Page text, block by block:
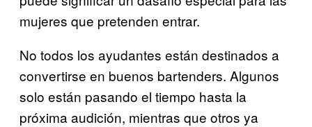
mujeres que pretenden entrar.
No todos los ayudantes están destinados a
convertirse en buenos bartenders. Algunos
solo están pasando el tiempo hasta la
próxima audición, mientras que otros ya